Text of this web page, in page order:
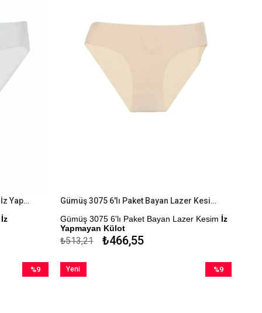
Gümüş 3075 Bayan Lazer Kesim İz Yapmayan Külot
İz
Gümüş 3075 6'lı Paket Bayan Lazer Kesim İz Yapmayan Külot
Gümüş 3075 6'lı Paket Bayan Lazer Kesim İz
Yapmayan Külot
Kapıda Ödeme Seçeneği
₺466,55
₺513,21
%9
%9
Yeni